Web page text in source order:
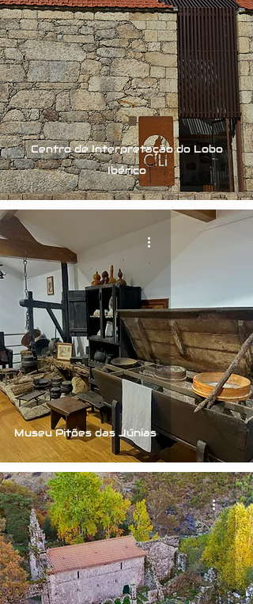
Centro de Interpretação do Lobo
Ibérico
Museu Pitões das Júnias